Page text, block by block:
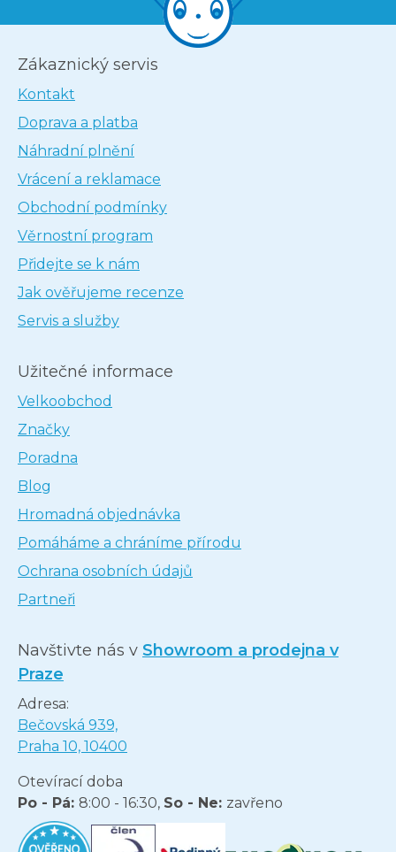
Zákaznický servis
Kontakt
Doprava a platba
Náhradní plnění
Vrácení a reklamace
Obchodní podmínky
Věrnostní program
Přidejte se k nám
Jak ověřujeme recenze
Servis a služby
Užitečné informace
Velkoobchod
Značky
Poradna
Blog
Hromadná objednávka
Pomáháme a chráníme přírodu
Ochrana osobních údajů
Partneři
Navštivte nás v Showroom a prodejna v
Praze
Adresa:
Bečovská 939,
Praha 10, 10400
Otevírací doba
Po - Pá: 8:00 - 16:30, So - Ne: zavřeno